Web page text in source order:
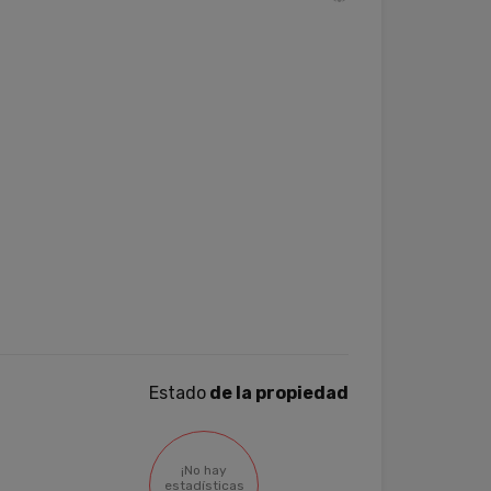
Estado de la propiedad
¡No hay
estadísticas